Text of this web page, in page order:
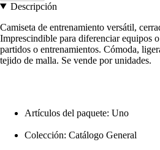
Descripción
Camiseta de entrenamiento versátil,
Imprescindible para diferenciar equipos
partidos o entrenamientos. Cómoda,
tejido de malla. Se vende por unidades.
Artículos del paquete: Uno
Colección: Catálogo General